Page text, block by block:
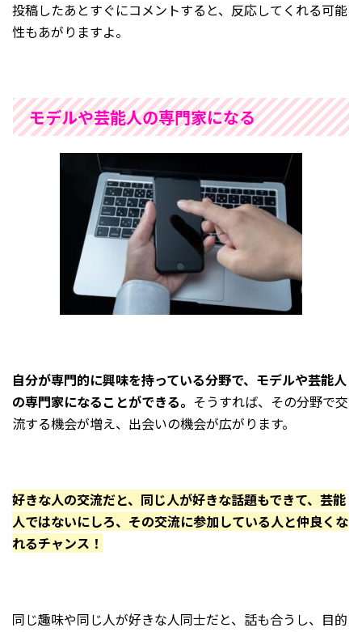
投稿したあとすぐにコメントすると、反応してくれる可能
性もあがりますよ。
モデルや芸能人の専門家になる
自分が専門的に興味を持っている分野で、モデルや芸能人
の専門家になることができる。 そうすれば、その分野で交
流する機会が増え、出会いの機会が広がります。
好きな人の交流だと、同じ人が好きな話題もできて、芸能
人ではないにしろ、その交流に参加している人と仲良くな
れるチャンス！
同じ趣味や同じ人が好きな人同士だと、話も合うし、目的